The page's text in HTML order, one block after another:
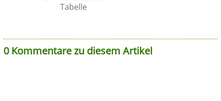
Tabelle
0 Kommentare zu diesem Artikel